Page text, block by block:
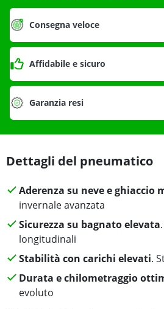
Consegna veloce
Affidabile e sicuro
Garanzia resi
Dettagli del pneumatico
Aderenza su neve e ghiaccio
invernale avanzata
Sicurezza su bagnato elevata
longitudinali
Stabilità con carichi elevati.
Durata e chilometraggio
evoluto